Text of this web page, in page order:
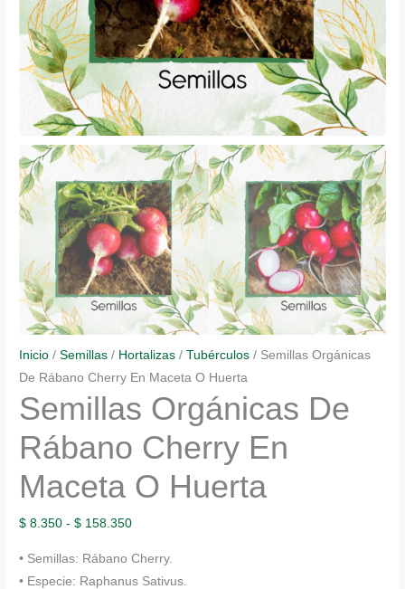
Inicio /Semillas / Hortalizas /Tubérculos / Semillas Orgánicas
De Rábano Cherry En Maceta O Huerta
Semillas Orgánicas De
Rábano Cherry En
Maceta O Huerta
$ 8.350 - $ 158.350Rango
precios:
• Semillas: Rábano Cherry.
• Especie: Raphanus Sativus.